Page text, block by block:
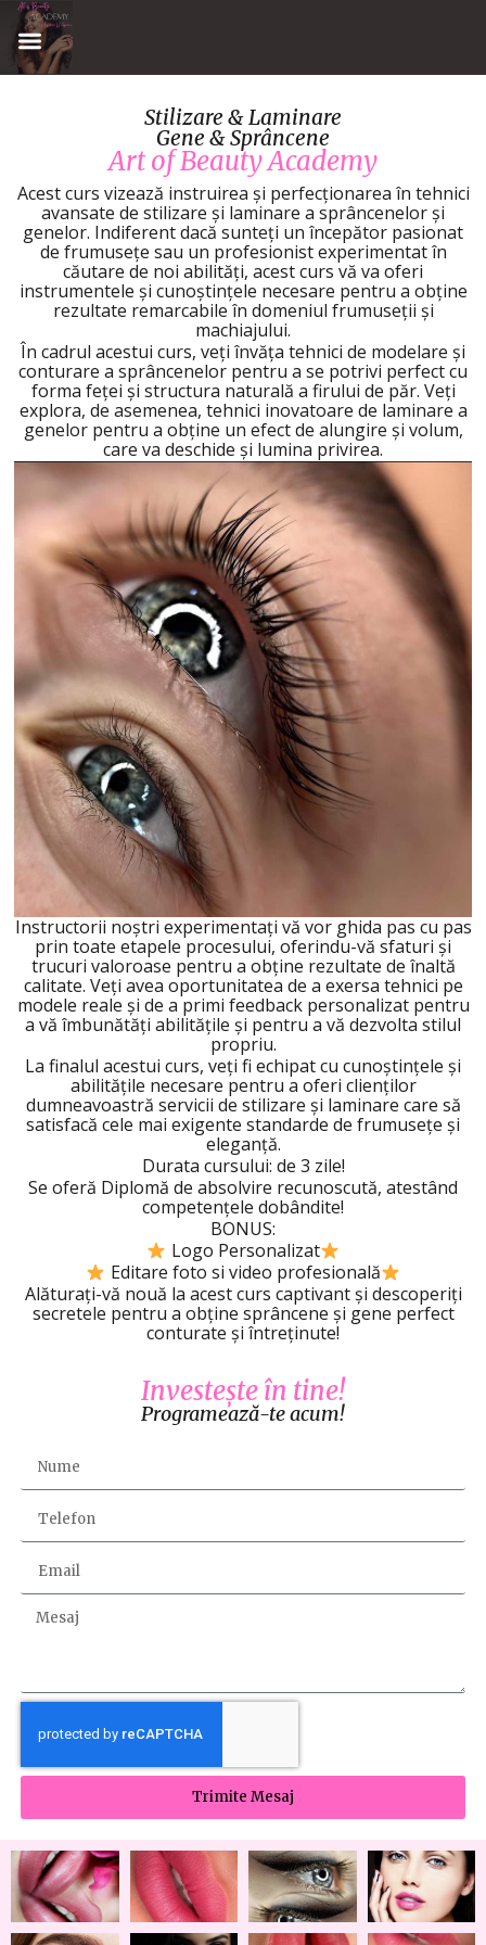
Stilizare & Laminare
Gene & Sprâncene
Art of Beauty Academy
Acest curs vizează instruirea și perfecționarea în tehnici
avansate de stilizare și laminare a sprâncenelor și
genelor. Indiferent dacă sunteți un începător pasionat
de frumusețe sau un profesionist experimentat în
căutare de noi abilități, acest curs vă va oferi
instrumentele și cunoștințele necesare pentru a obține
rezultate remarcabile în domeniul frumuseții și
machiajului.
În cadrul acestui curs, veți învăța tehnici de modelare și
conturare a sprâncenelor pentru a se potrivi perfect cu
forma feței și structura naturală a firului de păr. Veți
explora, de asemenea, tehnici inovatoare de laminare a
genelor pentru a obține un efect de alungire și volum,
care va deschide și lumina privirea.
Instructorii noștri experimentați vă vor ghida pas cu pas
prin toate etapele procesului, oferindu-vă sfaturi și
trucuri valoroase pentru a obține rezultate de înaltă
calitate. Veți avea oportunitatea de a exersa tehnici pe
modele reale și de a primi feedback personalizat pentru
a vă îmbunătăți abilitățile și pentru a vă dezvolta stilul
propriu.
La finalul acestui curs, veți fi echipat cu cunoștințele și
abilitățile necesare pentru a oferi clienților
dumneavoastră servicii de stilizare și laminare care să
satisfacă cele mai exigente standarde de frumusețe și
eleganță.
Durata cursului: de 3 zile!
Se oferă Diplomă de absolvire recunoscută, atestând
competențele dobândite!
BONUS:
Logo Personalizat
Editare foto si video profesională
Alăturați-vă nouă la acest curs captivant și descoperiți
secretele pentru a obține sprâncene și gene perfect
conturate și întreținute!
Investește în tine!
Programează-te acum!
Trimite Mesaj